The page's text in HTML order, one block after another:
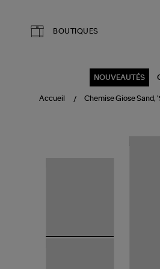
BOUTIQUES
NOUVEAUTÉS
Accueil Chemise Giose Sand,